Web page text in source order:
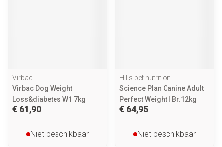
Virbac
Virbac Dog Weight
Loss&diabetes W1 7kg
€ 61,90
Niet beschikbaar
Hills pet nutrition
Science Plan Canine Adult
Perfect Weight l Br.12kg
€ 64,95
Niet beschikbaar